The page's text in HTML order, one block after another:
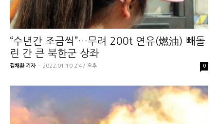
“수년간 조금씩”…무려 200t 연유(燃油) 빼돌
린 간 큰 북한군 상좌
김채환 기자 - 2022.01.10 2:47 오후 0